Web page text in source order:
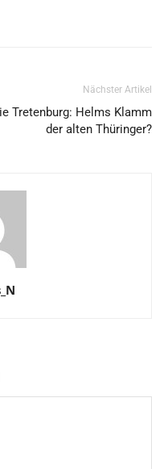
Nächster Artikel
Tretenburg: Helms Klamm
der alten Thüringer?